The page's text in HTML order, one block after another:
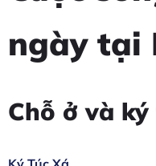
ngày tại
Chỗ ở và